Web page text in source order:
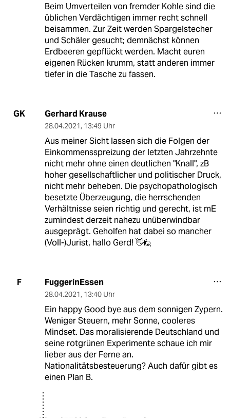
Beim Umverteilen von fremder Kohle sind die
üblichen Verdächtigen immer recht schnell
beisammen. Zur Zeit werden Spargelstecher
und Schäler gesucht; demnächst können
Erdbeeren gepflückt werden. Macht euren
eigenen Rücken krumm, statt anderen immer
tiefer in die Tasche zu fassen.
GK Gerhard Krause
28.04.2021, 13:49 Uhr
Aus meiner Sicht lassen sich die Folgen der
Einkommensspreizung der letzten Jahrzehnte
nicht mehr ohne einen deutlichen "Knall", zB
hoher gesellschaftlicher und politischer Druck,
nicht mehr beheben. Die psychopathologisch
besetzte Überzeugung, die herrschenden
Verhältnisse seien richtig und gerecht, ist mE
zumindest derzeit nahezu unüberwindbar
ausgeprägt. Geholfen hat dabei so mancher
(Voll-)Jurist, hallo Gerd! 👋🙋
F FuggerinEssen
28.04.2021, 13:40 Uhr
Ein happy Good bye aus dem sonnigen Zypern.
Weniger Steuern, mehr Sonne, cooleres
Mindset. Das moralisierende Deutschland und
seine rotgrünen Experimente schaue ich mir
lieber aus der Ferne an.
Nationalitätsbesteuerung? Auch dafür gibt es
einen Plan B.